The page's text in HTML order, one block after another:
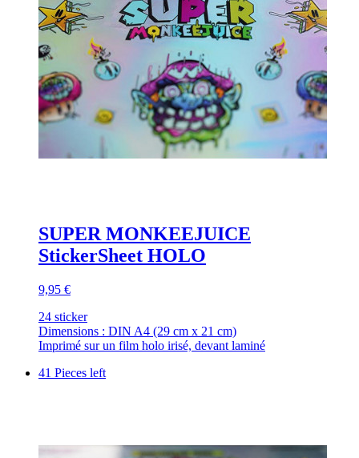
SUPER MONKEEJUICE
StickerSheet HOLO
9,95 €
24 sticker
Dimensions : DIN A4 (29 cm x 21 cm)
Imprimé sur un film holo irisé, devant laminé
41 Pieces left